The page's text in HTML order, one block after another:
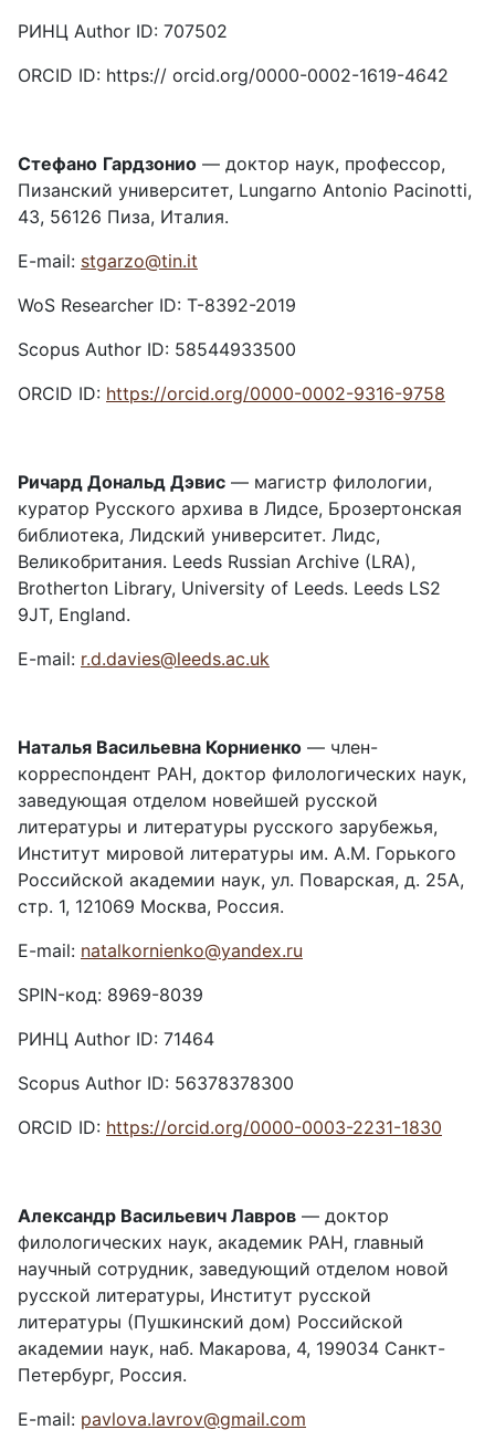
РИНЦ Author ID: 707502
ORCID ID: https:// orcid.org/0000-0002-1619-4642
Стефано Гардзонио — доктор наук, профессор,
Пизанский университет, Lungarno Antonio Pacinotti,
43, 56126 Пиза, Италия.
E-mail: stgarzo@tin.it
WoS Researcher ID: T-8392-2019
Scopus Author ID: 58544933500
ORCID ID: https://orcid.org/0000-0002-9316-9758
Ричард Дональд Дэвис — магистр филологии,
куратор Русского архива в Лидсе, Брозертонская
библиотека, Лидский университет. Лидс,
Великобритания. Leeds Russian Archive (LRA),
Brotherton Library, University of Leeds. Leeds LS2
9JT, England.
E-mail: r.d.davies@leeds.ac.uk
Наталья Васильевна Корниенко — член-
корреспондент РАН, доктор филологических наук,
заведующая отделом новейшей русской
литературы и литературы русского зарубежья,
Институт мировой литературы им. А.М. Горького
Российской академии наук, ул. Поварская, д. 25А,
стр. 1, 121069 Москва, Россия.
E-mail: natalkornienko@yandex.ru
SPIN-код: 8969-8039
РИНЦ Author ID: 71464
Scopus Author ID: 56378378300
ORCID ID: https://orcid.org/0000-0003-2231-1830
Александр Васильевич Лавров — доктор
филологических наук, академик РАН, главный
научный сотрудник, заведующий отделом новой
русской литературы, Институт русской
литературы (Пушкинский дом) Российской
академии наук, наб. Макарова, 4, 199034 Санкт-
Петербург, Россия.
E-mail: pavlova.lavrov@gmail.com